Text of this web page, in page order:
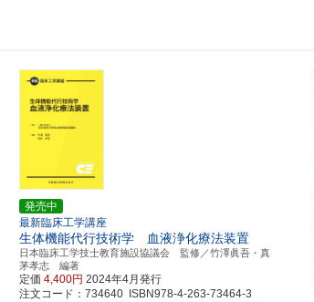
発売中
最新臨床工学講座
生体機能代行技術学 血液浄化療法装置
日本臨床工学技士教育施設協議会 監修／竹澤眞吾・真
茅孝志 編著
定価4,400円 2024年4月発行
注文コード：734640 ISBN978-4-263-73464-3